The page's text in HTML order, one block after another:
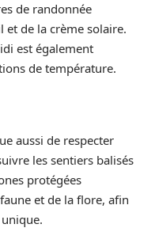
de randonnée
et de la crème solaire.
est également
de température.
aussi de respecter
les sentiers balisés
protégées
et de la flore, afin